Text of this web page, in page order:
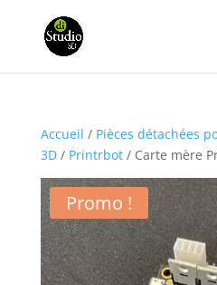
Accueil / Pièces détachées
3D/ Printrbot/ Carte mère
Promo !